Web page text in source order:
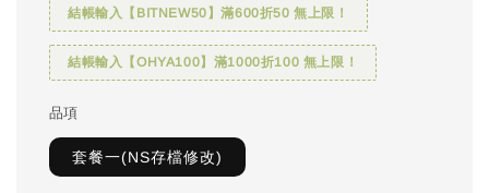
結帳輸入【BITNEW50】滿600折50 無上限！
結帳輸入【OHYA100】滿1000折100 無上限！
品項
套餐一(NS存檔修改)